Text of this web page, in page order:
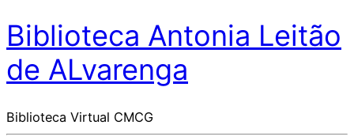
Biblioteca Antonia Leitão
de ALvarenga
Biblioteca Virtual CMCG